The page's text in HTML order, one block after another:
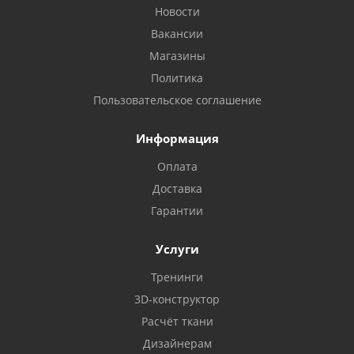
Новости
Вакансии
Магазины
Политика
Пользовательское соглашение
Информация
Оплата
Доставка
Гарантии
Услуги
Тренинги
3D-конструктор
Расчёт ткани
Дизайнерам